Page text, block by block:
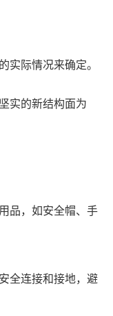
际情况来确定。
实的新结构面为
品，如安全帽、手
全连接和接地，避